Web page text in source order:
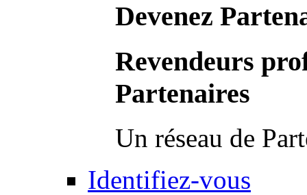
Devenez
Revendeurs
Partenaires
Un réseau de
Identifiez-vous